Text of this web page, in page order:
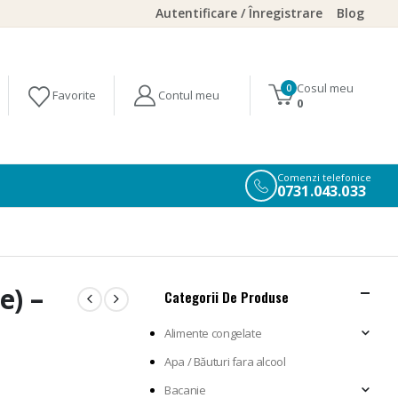
Autentificare / Înregistrare Blog
0 Cosul meu
0
Comenzi telefonice
0731.043.033
– Categorii De Produse
Alimente congelate
Apa / Băuturi fara alcool
Bacanie